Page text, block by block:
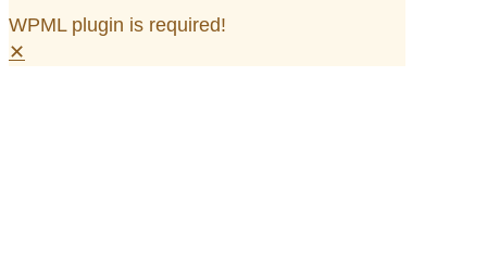
WPML plugin is required!
✕